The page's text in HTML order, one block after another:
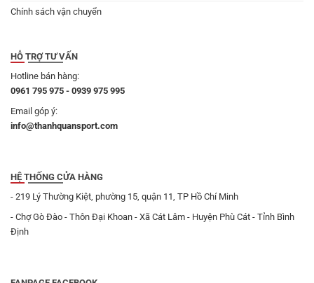
Chính sách vận chuyển
HỖ TRỢ TƯ VẤN
Hotline bán hàng:
0961 795 975 - 0939 975 995
Email góp ý:
info@thanhquansport.com
HỆ THỐNG CỬA HÀNG
- 219 Lý Thường Kiệt, phường 15, quận 11, TP Hồ Chí Minh
- Chợ Gò Đào - Thôn Đại Khoan - Xã Cát Lâm - Huyện Phù Cát - Tỉnh Bình
Định